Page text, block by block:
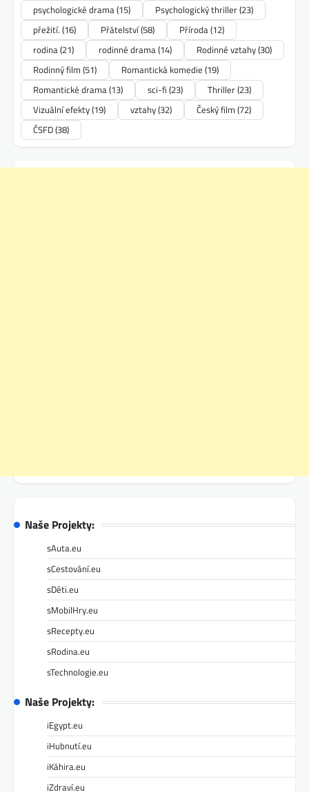
psychologické drama(15) Psychologický thriller(23)
přežití. (16) Přátelství(58) Příroda(12)
rodina(21) rodinné drama(14) Rodinné vztahy(30)
Rodinný film (51) Romantická komedie (19)
Romantické drama(13) sci-fi (23) Thriller(23)
Vizuální efekty(19) vztahy(32) Český film (72)
ČSFD(38)
Naše Projekty:
sAuta.eu
sCestování.eu
sDěti.eu
sMobilHry.eu
sRecepty.eu
sRodina.eu
sTechnologie.eu
Naše Projekty:
iEgypt.eu
iHubnutí.eu
iKáhira.eu
iZdraví.eu